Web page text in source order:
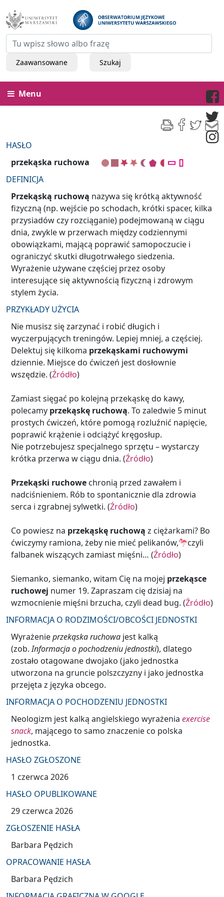
Zaawansowane Szukaj
Menu
HASŁO
przekąska ruchowa
DEFINICJA
Przekąską ruchową nazywa się krótką aktywność
fizyczną (np. wejście po schodach, krótki spacer, kilka
przysiadów czy rozciąganie) podejmowaną w ciągu
dnia, zwykle w przerwach między codziennymi
obowiązkami, mającą poprawić samopoczucie i
ograniczyć skutki długotrwałego siedzenia.
Wyrażenie używane częściej przez osoby
interesujące się aktywnością fizyczną i zdrowym
stylem życia.
PRZYKŁADY UŻYCIA
Nie musisz się zarzynać i robić długich i
wyczerpujących treningów. Lepiej mniej, a częściej.
Delektuj się kilkoma przekąskami ruchowymi
dziennie. Miejsce do ćwiczeń jest dosłownie
wszędzie. (Źródło)
Zamiast sięgać po kolejną przekąskę do kawy,
polecamy przekąskę ruchową. To zaledwie 5 minut
prostych ćwiczeń, które pomogą rozluźnić napięcie,
poprawić krążenie i odciążyć kręgosłup.
Nie potrzebujesz specjalnego sprzętu – wystarczy
krótka przerwa w ciągu dnia. (Źródło)
Przekąski ruchowe chronią przed zawałem i
nadciśnieniem. Rób to spontanicznie dla zdrowia
serca i zgrabnej sylwetki. (Źródło)
Co powiesz na przekąskę ruchową z ciężarkami? Bo
ćwiczymy ramiona, żeby nie mieć pelikanów,
czyli
falbanek wiszących zamiast mięśni… (Źródło)
Siemanko, siemanko, witam Cię na mojej przekąsce
ruchowej numer 19. Zapraszam cię dzisiaj na
wzmocnienie mięśni brzucha, czyli dead bug. (Źródło)
INFORMACJA O RODZIMOŚCI/OBCOŚCI JEDNOSTKI
Wyrażenieprzekąska ruchowa jest kalką
(zob.Informacja o pochodzeniu jednostki), dlatego
zostało otagowane dwojako (jako jednostka
utworzona na gruncie polszczyzny i jako jednostka
przejęta z języka obcego.
INFORMACJA O POCHODZENIU JEDNOSTKI
Neologizm jest kalką angielskiego wyrażenia exercise
snack, mającego to samo znaczenie co polska
jednostka.
HASŁO ZGŁOSZONE
1 czerwca 2026
HASŁO OPUBLIKOWANE
29 czerwca 2026
ZGŁOSZENIE HASŁA
Barbara Pędzich
OPRACOWANIE HASŁA
Barbara Pędzich